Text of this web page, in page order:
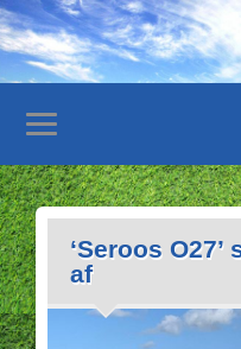
‘Seroos
af